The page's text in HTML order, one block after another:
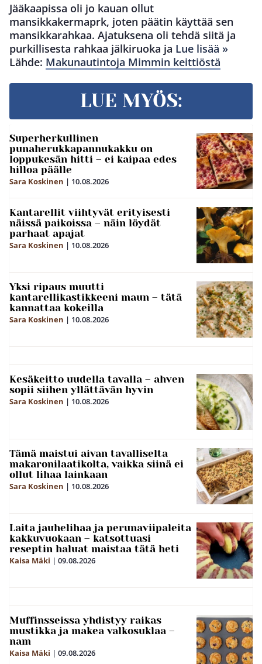
Jääkaapissa oli jo kauan ollut
mansikkakermaprk, joten päätin käyttää sen
mansikkarahkaa. Ajatuksena oli tehdä siitä ja
purkillisesta rahkaa jälkiruoka ja Lue lisää »
Lähde: Makunautintoja Mimmin keittiöstä
LUE MYÖS:
Superherkullinen
punaherukkapannukakku on
loppukesän hitti – ei kaipaa edes
hilloa päälle
Sara Koskinen | 10.08.2026
Kantarellit viihtyvät erityisesti
näissä paikoissa – näin löydät
parhaat apajat
Sara Koskinen | 10.08.2026
Yksi ripaus muutti
kantarellikastikkeeni maun – tätä
kannattaa kokeilla
Sara Koskinen | 10.08.2026
Kesäkeitto uudella tavalla – ahven
sopii siihen yllättävän hyvin
Sara Koskinen | 10.08.2026
Tämä maistui aivan tavalliselta
makaronilaatikolta, vaikka siinä ei
ollut lihaa lainkaan
Sara Koskinen | 10.08.2026
Laita jauhelihaa ja perunaviipaleita
kakkuvuokaan – katsottuasi
reseptin haluat maistaa tätä heti
Kaisa Mäki | 09.08.2026
Muffinsseissa yhdistyy raikas
mustikka ja makea valkosuklaa –
nam
Kaisa Mäki | 09.08.2026